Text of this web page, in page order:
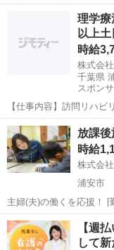
[勤務地・最寄駅]： 千葉
浦安市 その
理学療
以上
時給
株式会
千葉県
スポン
【仕事内容】訪問リハ
訪問し、評価・機能訓練
こんな方にオススメです
運転免許(電動自転車で訪
アルバイト・パート
放課
時給
株式会
浦安市
主婦(夫)の働くを応援！ [勤務日数]： 週2日~ 13:00~17:00/09:00~17:00
[勤務地・最寄駅]： 千葉
千葉 浦安市 その
【週
して